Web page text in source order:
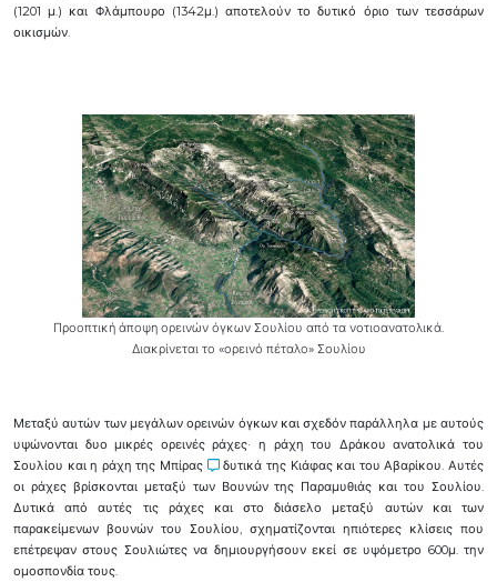
(1201 μ.) και Φλάμπουρο (1342μ.) αποτελούν το δυτικό όριο των τεσσάρων
οικισμών.
Προοπτική άποψη ορεινών όγκων Σουλίου από τα νοτιοανατολικά.
Διακρίνεται το «ορεινό πέταλο» Σουλίου
Μεταξύ αυτών των μεγάλων ορεινών όγκων και σχεδόν παράλληλα με αυτούς
υψώνονται δυο μικρές ορεινές ράχες· η ράχη του Δράκου ανατολικά του
Σουλίου και η ράχη της Μπίρας
δυτικά της Κιάφας και του Αβαρίκου. Αυτές
οι ράχες βρίσκονται μεταξύ των Βουνών της Παραμυθιάς και του Σουλίου.
Δυτικά από αυτές τις ράχες και στο διάσελο μεταξύ αυτών και των
παρακείμενων βουνών του Σουλίου, σχηματίζονται ηπιότερες κλίσεις που
επέτρεψαν στους Σουλιώτες να δημιουργήσουν εκεί σε υψόμετρο 600μ. την
ομοσπονδία τους.